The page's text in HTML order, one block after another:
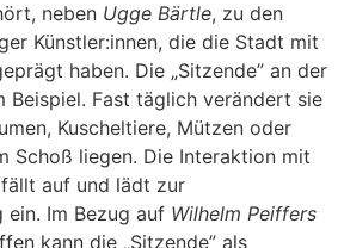
neben Ugge Bärtle, zu den
Künstler:innen, die die Stadt mit
haben. Die „Sitzende” an der
Beispiel. Fast täglich verändert sie
Kuscheltiere, Mützen oder
Schoß liegen. Die Interaktion mit
auf und lädt zur
ein. Im Bezug auf Wilhelm Peiffers
kann die „Sitzende” als